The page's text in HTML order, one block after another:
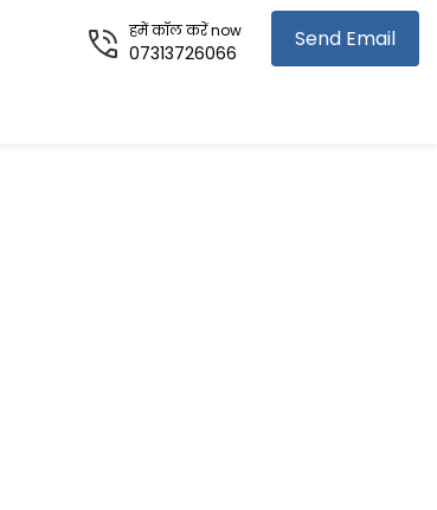
Send Email
हमें कॉल करें now
07313726066